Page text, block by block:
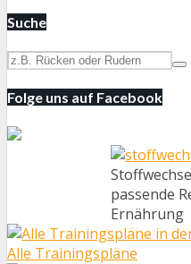
Suche
Folge uns auf Facebook
passende
Ernährung
Alle Trainingspläne